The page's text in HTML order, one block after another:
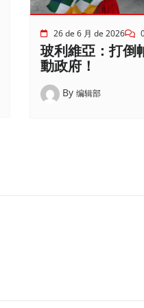
26 de 6 月 de 2026
玻利維亞：打倒
動政府！
By 编辑部